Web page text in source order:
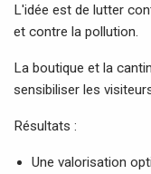
L'idée est de lutter
et contre la pollution.
La boutique et la
sensibiliser les
Résultats :
Une valorisation